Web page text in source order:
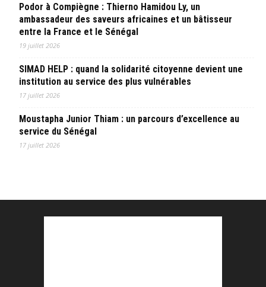
Podor à Compiègne : Thierno Hamidou Ly, un
ambassadeur des saveurs africaines et un bâtisseur
entre la France et le Sénégal
19 juillet 2026
SIMAD HELP : quand la solidarité citoyenne devient une
institution au service des plus vulnérables
17 juillet 2026
Moustapha Junior Thiam : un parcours d’excellence au
service du Sénégal
17 juillet 2026